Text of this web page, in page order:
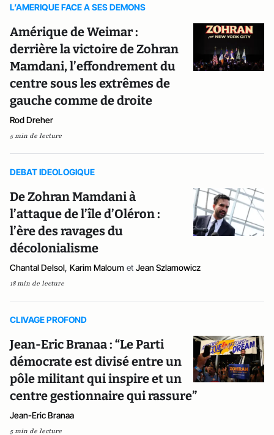
L’AMERIQUE FACE A SES DEMONS
Amérique de Weimar :
derrière la victoire de Zohran
Mamdani, l’effondrement du
centre sous les extrêmes de
gauche comme de droite
Rod Dreher
5 min de lecture
DEBAT IDEOLOGIQUE
De Zohran Mamdani à
l’attaque de l’île d’Oléron :
l’ère des ravages du
décolonialisme
Chantal Delsol, Karim Maloum et Jean Szlamowicz
18 min de lecture
CLIVAGE PROFOND
Jean-Eric Branaa : “Le Parti
démocrate est divisé entre un
pôle militant qui inspire et un
centre gestionnaire qui rassure”
Jean-Eric Branaa
5 min de lecture